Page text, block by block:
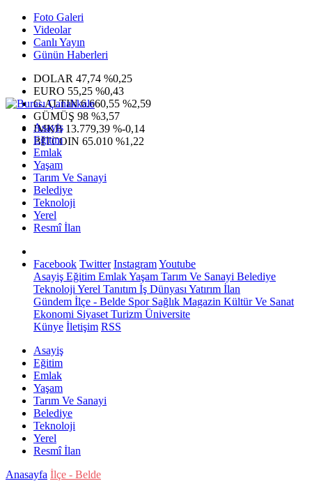
Foto Galeri
Videolar
Canlı Yayın
Günün Haberleri
DOLAR 47,74 %0,25
EURO 55,25 %0,43
G.ALTIN6.660,55 %2,59
GÜMÜŞ 98 %3,57
IMKB 13.779,39 %-0,14
BITCOIN 65.010 %1,22
Asayiş
Eğitim
Emlak
Yaşam
Tarım Ve Sanayi
Belediye
Teknoloji
Yerel
Resmî İlan
Facebook Twitter InstagramYoutube
Asayiş Eğitim EmlakYaşam Tarım Ve Sanayi Belediye
Teknoloji Yerel Tanıtım İş Dünyası Yatırım İlan
Gündem İlçe - Belde SporSağlık Magazin Kültür Ve Sanat
Ekonomi Siyaset Turizm Üniversite
Künye İletişim RSS
Asayiş
Eğitim
Emlak
Yaşam
Tarım Ve Sanayi
Belediye
Teknoloji
Yerel
Resmî İlan
Anasayfa İlçe - Belde